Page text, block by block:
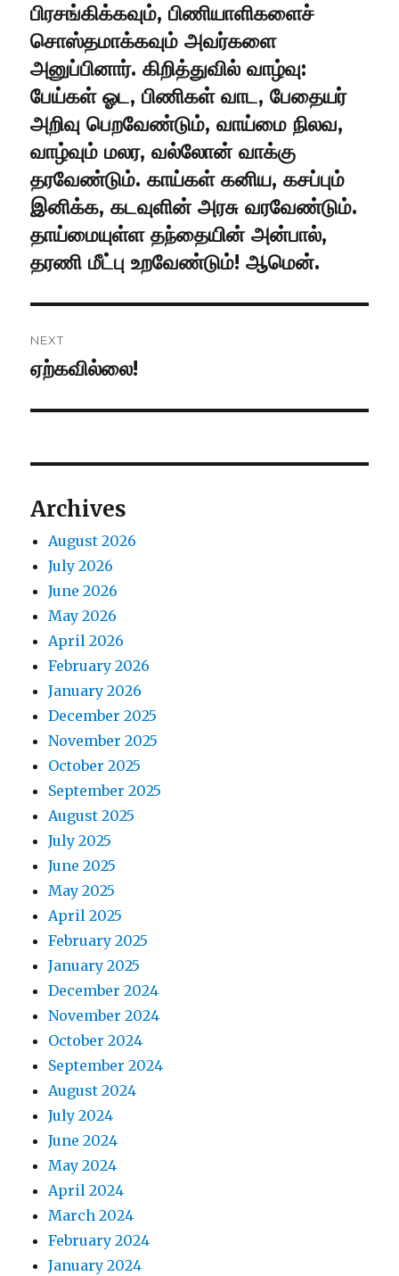
பிரசங்கிக்கவும், பிணியாளிகளைச்
சொஸ்தமாக்கவும் அவர்களை
அனுப்பினார். கிறித்துவில் வாழ்வு:
பேய்கள் ஓட, பிணிகள் வாட, பேதையர்
அறிவு பெறவேண்டும், வாய்மை நிலவ,
வாழ்வும் மலர, வல்லோன் வாக்கு
தரவேண்டும். காய்கள் கனிய, கசப்பும்
இனிக்க, கடவுளின் அரசு வரவேண்டும்.
தாய்மையுள்ள தந்தையின் அன்பால்,
தரணி மீட்பு உறவேண்டும்! ஆமென்.
NEXT
Next
ஏற்கவில்லை!
Archives
August 2026
July 2026
June 2026
May 2026
April 2026
February 2026
January 2026
December 2025
November 2025
October 2025
September 2025
August 2025
July 2025
June 2025
May 2025
April 2025
February 2025
January 2025
December 2024
November 2024
October 2024
September 2024
August 2024
July 2024
June 2024
May 2024
April 2024
March 2024
February 2024
January 2024